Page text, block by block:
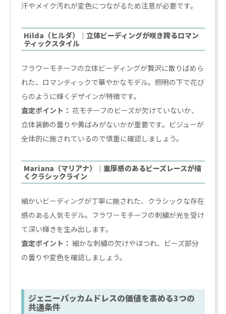
汗やメイク汚れが変色につながるため注意が必要です。
Hilda（ヒルダ）｜立体ビーディングが咲き誇るロマン
ティックスタイル
フラワーモチーフの立体ビーディングが贅沢に散りばめら
れた、ロマンティックで華やかなモデル。照明の下で花び
らのように輝くデザインが特徴です。
査定ポイント： 花モチーフのビーズが欠けていないか、
立体装飾の曇りや黄ばみがないかが重要です。ビジューが
全体的に施されているので慎重に確認しましょう。
Mariana（マリアナ）｜重厚感のあるビーズレースが描
くクラシックライン
細かいビーディングが丁寧に施された、クラシックな存在
感のある人気モデル。フラワーモチーフの刺繍が光を受け
て深い輝きを生み出します。
査定ポイント： 細かな刺繍の欠けやほつれ、ビーズ部分
の曇りや変色を確認しましょう。
ジェニーパッカムドレスの価値を高める3つの
共通条件